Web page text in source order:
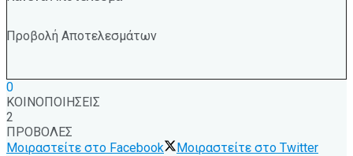
Προβολή Αποτελεσμάτων
0
ΚΟΙΝΟΠΟΙΗΣΕΙΣ
2
ΠΡΟΒΟΛΕΣ
Μοιραστείτε στο Facebook
Μοιραστείτε στο Twitter